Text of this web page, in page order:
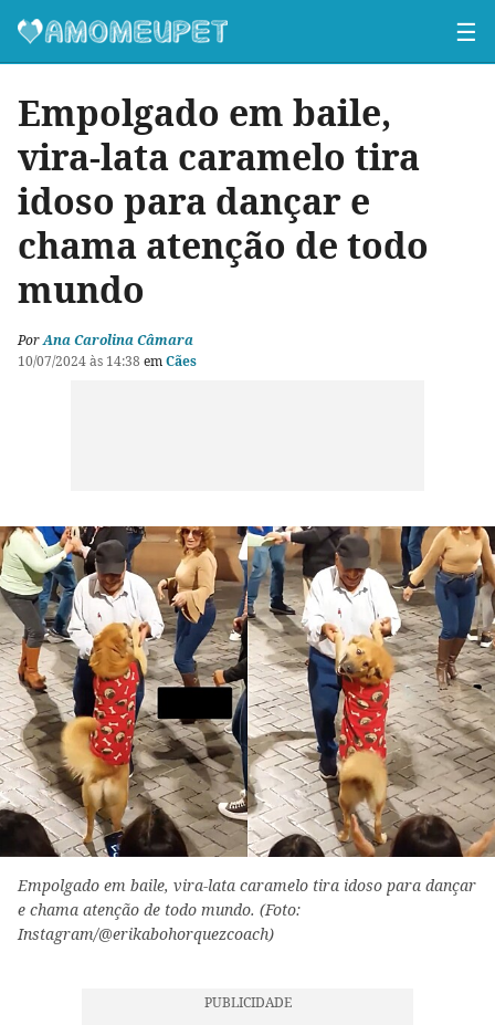
☰
Empolgado em baile,
vira-lata caramelo tira
idoso para dançar e
chama atenção de todo
mundo
PorAna Carolina Câmara
10/07/2024 às 14:38 emCães
Empolgado em baile, vira-lata caramelo tira idoso para dançar
e chama atenção de todo mundo. (Foto:
Instagram/@erikabohorquezcoach)